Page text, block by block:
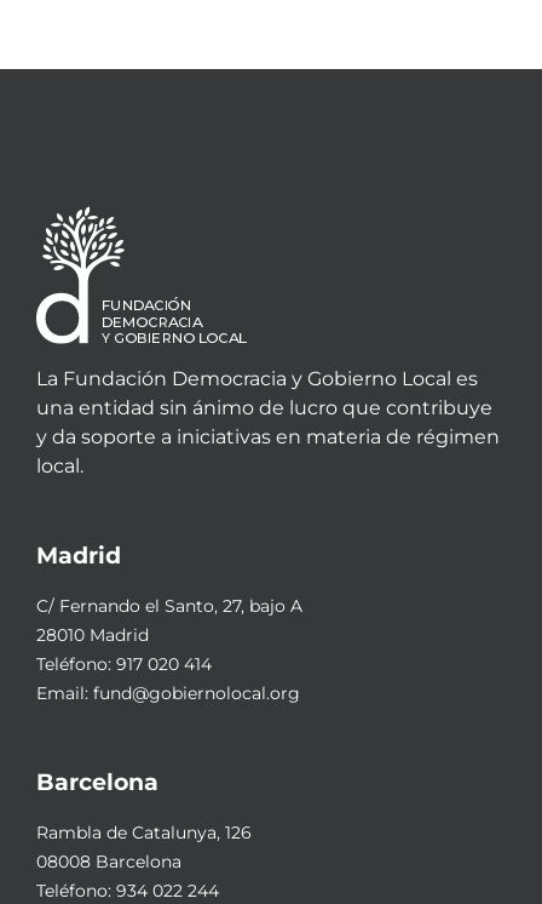
La Fundación Democracia y Gobierno Local es
una entidad sin ánimo de lucro que contribuye
y da soporte a iniciativas en materia de régimen
local.
Madrid
C/ Fernando el Santo, 27, bajo A
28010 Madrid
Teléfono: 917 020 414
Email: fund@gobiernolocal.org
Barcelona
Rambla de Catalunya, 126
08008 Barcelona
Teléfono: 934 022 244